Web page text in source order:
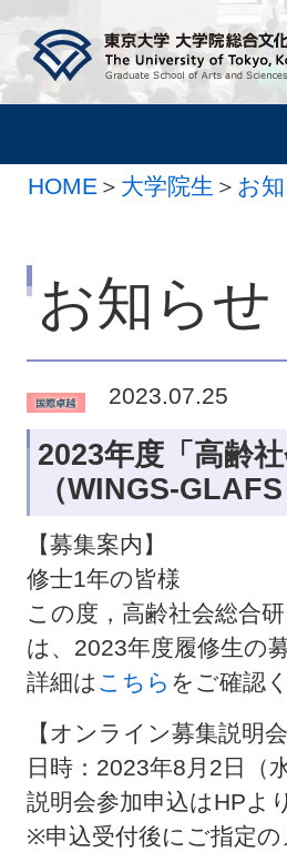
HOME ＞ 大学院生 ＞ お
お知らせ
2023.07.25
2023年度「高齢
（WINGS-
【募集案内】
修士1年の皆様
この度，高齢社会総合
は、 2023年度履修生の
詳細は こちら をご確認
【オンライン募集説明
日時：2023年8月2日（
説明会参加申込はHPより
※申込受付後にご指定